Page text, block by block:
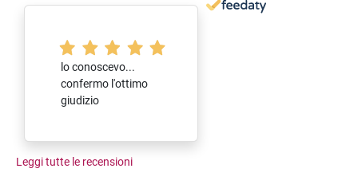
lo conoscevo...
confermo l'ottimo
giudizio
Leggi tutte le recensioni